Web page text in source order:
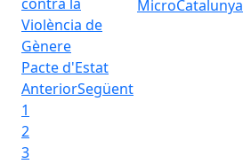
Pacte d'Estat
MicroCatalunya
AnteriorSegüent
1
2
3